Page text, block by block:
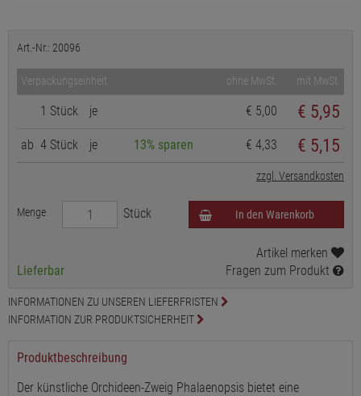
Art.-Nr.: 20096
Verpackungseinheit ohne MwSt. mit MwSt.
1 Stück je € 5,00 € 5,95
ab 4 Stück je 13% sparen € 4,33 € 5,15
zzgl. Versandkosten
Menge Stück In den Warenkorb
Lieferbar
Artikel merken
Fragen zum Produkt
INFORMATIONEN ZU UNSEREN LIEFERFRISTEN
INFORMATION ZUR PRODUKTSICHERHEIT
Produktbeschreibung
Der künstliche Orchideen-Zweig Phalaenopsis bietet eine